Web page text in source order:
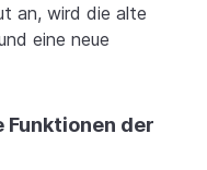
an, wird die alte
eine neue
der